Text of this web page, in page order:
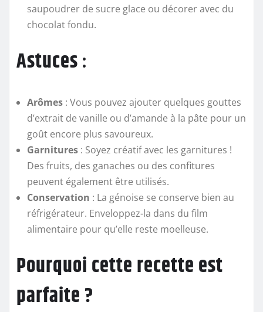
saupoudrer de sucre glace ou décorer avec du
chocolat fondu.
Astuces:
Arômes : Vous pouvez ajouter quelques gouttes
d’extrait de vanille ou d’amande à la pâte pour un
goût encore plus savoureux.
Garnitures : Soyez créatif avec les garnitures !
Des fruits, des ganaches ou des confitures
peuvent également être utilisés.
Conservation : La génoise se conserve bien au
réfrigérateur. Enveloppez-la dans du film
alimentaire pour qu’elle reste moelleuse.
Pourquoi cette recette est
parfaite ?